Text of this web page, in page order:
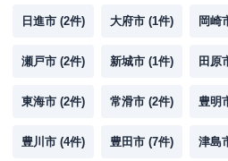
日進市 (2件) 大府市 (1件) 岡崎
瀬戸市 (2件) 新城市 (1件) 田原
東海市 (2件) 常滑市 (2件) 豊明
豊川市 (4件) 豊田市 (7件) 津島